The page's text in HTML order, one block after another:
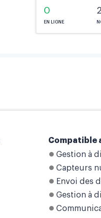
0
EN LIGNE
Compatible
Gestion à
Capteurs
Envoi des
Gestion à